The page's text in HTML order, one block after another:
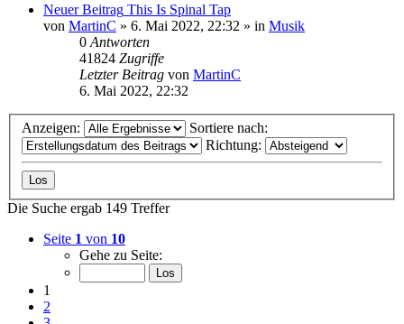
Neuer Beitrag This Is Spinal Tap
von MartinC » 6. Mai 2022, 22:32 » in Musik
0 Antworten
41824 Zugriffe
Letzter Beitrag von MartinC
6. Mai 2022, 22:32
Anzeigen:
Sortiere nach:
Richtung:
Die Suche ergab 149 Treffer
Seite 1 von 10
Gehe zu Seite:
1
2